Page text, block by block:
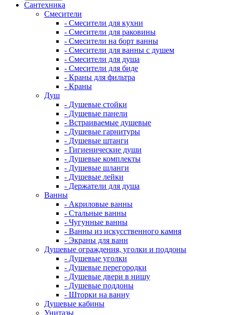
Сантехника
Смесители
- Смесители для кухни
- Смесители для раковины
- Смесители на борт ванны
- Смесители для ванны с душем
- Смесители для душа
- Смесители для биде
- Краны для фильтра
- Краны
Душ
- Душевые стойки
- Душевые панели
- Встраиваемые душевые
- Душевые гарнитуры
- Душевые штанги
- Гигиенические души
- Душевые комплекты
- Душевые шланги
- Душевые лейки
- Держатели для душа
Ванны
- Акриловые ванны
- Стальные ванны
- Чугунные ванны
- Ванны из искусственного камня
- Экраны для ванн
Душевые ограждения, уголки и поддоны
- Душевые уголки
- Душевые перегородки
- Душевые двери в нишу
- Душевые поддоны
- Шторки на ванну
Душевые кабины
Унитазы